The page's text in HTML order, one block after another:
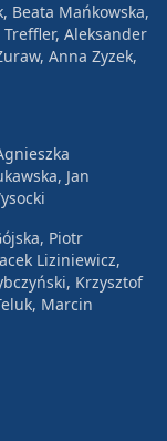
Beata Mańkowska,
Aleksander
Anna Zyzek,
Jan
Piotr
Liziniewicz,
Krzysztof
Marcin